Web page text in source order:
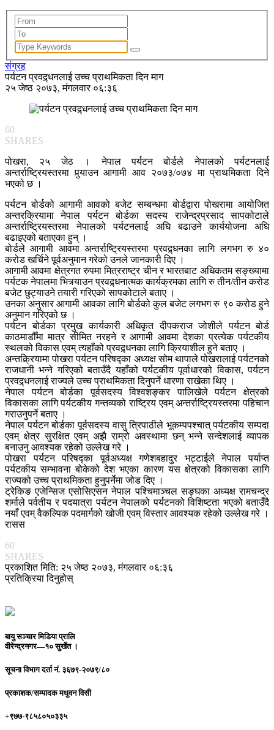
संग्रह
पर्यटन प्रवद्र्धनलाई उच्च प्राथमिकता दिन माग
२५ जेष्ठ २०७३, मंगलवार ०६:३६
60
SHARES
पोखरा, २५ जेठ । नेपाल पर्यटन बोर्डले नेपालको पर्यटनलाई
अन्तर्राष्ट्रियस्तरमा पुर्‍याउन आगामी आव २०७३/०७४ मा प्राथमिकता दिने
भएको छ ।
पर्यटन बोर्डको आगामी आवको बजेट सम्बन्धमा बोर्डद्वारा पोखरामा आयोजित
अन्तरक्रियामा नेपाल पर्यटन बोर्डका सदस्य राजेन्द्रप्रसाद सापकोटाले
अन्तर्राष्ट्रियस्तरमा नेपालको पर्यटनलाई अघि बढाउने कार्ययोजना अघि
बढाइएको बताएका हुन् ।
बोर्डले आगामी आवमा अन्तर्राष्ट्रियस्तरमा प्रवद्र्धनका लागि लगभग रु ४०
करोड खर्चिने पूर्वअनुमान गरेको उनले जानकारी दिए ।
आगामी आवमा क्षेत्रगत रुपमा मित्रराष्ट्र चीन र भारतबाट अधिकतम सङ्ख्यामा
पर्यटक नेपालमा भित्र्याउन प्रवद्र्धनात्मक कार्यक्रमका लागि रु तीन/तीन करोड
बजेट छुट्याउने तयारी गरिएको सापकोटाले बताए ।
उनका अनुसार आगामी आवका लागि बोर्डको कुल बजेट लगभग रु ९० करोड हुने
अनुमान गरिएको छ ।
पर्यटन बोर्डका प्रमुख कार्यकारी अधिकृत दीपकराज जोशीले पर्यटन बोर्ड
काठमाडौँमा मात्र सीमित नरहने र आगामी आवमा देशका प्रत्येक पर्यटकीय
स्थलको विकास एवम् त्यहाँको प्रवद्र्धनका लागि क्रियाशील हुने बताए ।
अन्तक्र्रियामा पोखरा पर्यटन परिषद्का अध्यक्ष सोम थापाले पोखरालाई पर्यटनको
राजधानी भन्ने गरिएको बताउँदै यहाँको पर्यटकीय पूर्वाधारको विकास, पर्यटन
प्रवद्र्धनलाई राज्यले उच्च प्राथमिकता दिनुपर्ने धारणा राखेका थिए ।
नेपाल पर्यटन बोर्डका पूर्वसदस्य विश्वशङ्कर पालिखेले पर्यटन क्षेत्रको
विकासका लागि पर्यटकीय गन्तव्यको राष्ट्रिय एवम् अन्तर्राष्ट्रियस्तरमा पहिचान
गराउनुपर्ने बताए ।
नेपाल पर्यटन बोर्डका पूर्वसदस्य वासु त्रिपाठीले भूकम्पपश्चात् पर्यटकीय सम्पदा
एवम् क्षेत्र सुरक्षित एवम् अझै राम्रो अवस्थामा छन् भन्ने सन्देशलाई व्यापक
बनाउनु आवश्यक रहेको उल्लेख गरे ।
पोखरा पर्यटन परिषद्का पूर्वअध्यक्ष गणेशबहादुर भट्टाईले नेपाल पर्याप्त
पर्यटकीय सम्भावना बोकेको देश भएका कारण यस क्षेत्रको विकासका लागि
राज्यको उच्च प्राथमिकता हुनुपर्नेमा जोड दिए ।
ट्रेकिङ एजेन्सिज एसोसिएसन नेपाल पश्चिमाञ्चल सङ्घका अध्यक्ष रामचन्द्र
शर्माले पर्वतीय र पदयात्रा पर्यटन नेपालको पर्यटनको विशिष्टता भएको बताउँदै
नयाँ एवम् वैकल्पिक पदमार्गको खोजी एवम् विस्तार आवश्यक रहेको उल्लेख गरे ।
रासस
60
SHARES
प्रकाशित मिति: २५ जेष्ठ २०७३, मंगलवार ०६:३६
प्रतिक्रिया दिनुहोस्
बायु सञ्चार मिडिया प्रालि
वीरेन्द्रनगर—१० सुर्खेत ।
सूचना विभाग दर्ता नं. ३६७९-२०७९/८०
प्रकाशक/सम्पादकमधुवन विसी
+९७७-९८५८०५०३३५